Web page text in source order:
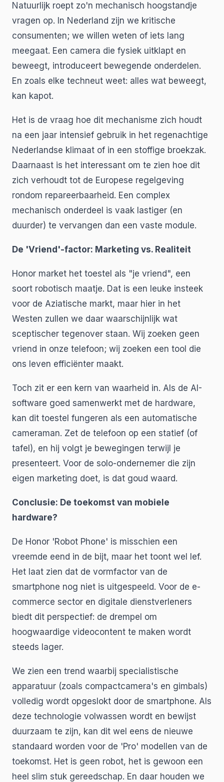
Natuurlijk roept zo'n mechanisch hoogstandje
vragen op. In Nederland zijn we kritische
consumenten; we willen weten of iets lang
meegaat. Een camera die fysiek uitklapt en
beweegt, introduceert bewegende onderdelen.
En zoals elke techneut weet: alles wat beweegt,
kan kapot.
Het is de vraag hoe dit mechanisme zich houdt
na een jaar intensief gebruik in het regenachtige
Nederlandse klimaat of in een stoffige broekzak.
Daarnaast is het interessant om te zien hoe dit
zich verhoudt tot de Europese regelgeving
rondom repareerbaarheid. Een complex
mechanisch onderdeel is vaak lastiger (en
duurder) te vervangen dan een vaste module.
De 'Vriend'-factor: Marketing vs. Realiteit
Honor market het toestel als "je vriend", een
soort robotisch maatje. Dat is een leuke insteek
voor de Aziatische markt, maar hier in het
Westen zullen we daar waarschijnlijk wat
sceptischer tegenover staan. Wij zoeken geen
vriend in onze telefoon; wij zoeken een tool die
ons leven efficiënter maakt.
Toch zit er een kern van waarheid in. Als de AI-
software goed samenwerkt met de hardware,
kan dit toestel fungeren als een automatische
cameraman. Zet de telefoon op een statief (of
tafel), en hij volgt je bewegingen terwijl je
presenteert. Voor de solo-ondernemer die zijn
eigen marketing doet, is dat goud waard.
Conclusie: De toekomst van mobiele
hardware?
De Honor 'Robot Phone' is misschien een
vreemde eend in de bijt, maar het toont wel lef.
Het laat zien dat de vormfactor van de
smartphone nog niet is uitgespeeld. Voor de e-
commerce sector en digitale dienstverleners
biedt dit perspectief: de drempel om
hoogwaardige videocontent te maken wordt
steeds lager.
We zien een trend waarbij specialistische
apparatuur (zoals compactcamera's en gimbals)
volledig wordt opgeslokt door de smartphone. Als
deze technologie volwassen wordt en bewijst
duurzaam te zijn, kan dit wel eens de nieuwe
standaard worden voor de 'Pro' modellen van de
toekomst. Het is geen robot, het is gewoon een
heel slim stuk gereedschap. En daar houden we